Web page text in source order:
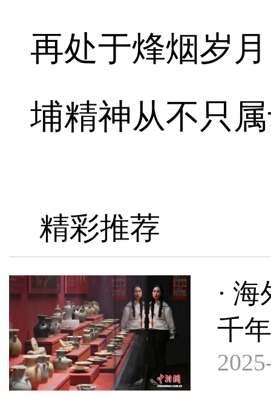
再处于烽烟岁
埔精神从不只
精彩推荐
·
千